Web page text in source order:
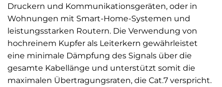
Druckern und Kommunikationsgeräten, oder in
Wohnungen mit Smart-Home-Systemen und
leistungsstarken Routern. Die Verwendung von
hochreinem Kupfer als Leiterkern gewährleistet
eine minimale Dämpfung des Signals über die
gesamte Kabellänge und unterstützt somit die
maximalen Übertragungsraten, die Cat.7 verspricht.